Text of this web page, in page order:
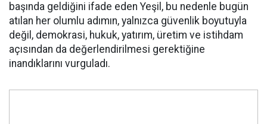
başında geldiğini ifade eden Yeşil, bu nedenle bugün
atılan her olumlu adımın, yalnızca güvenlik boyutuyla
değil, demokrasi, hukuk, yatırım, üretim ve istihdam
açısından da değerlendirilmesi gerektiğine
inandıklarını vurguladı.